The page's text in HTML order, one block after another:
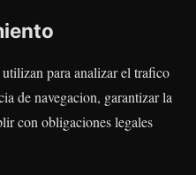
para analizar el trafico
de navegacion, garantizar la
con obligaciones legales